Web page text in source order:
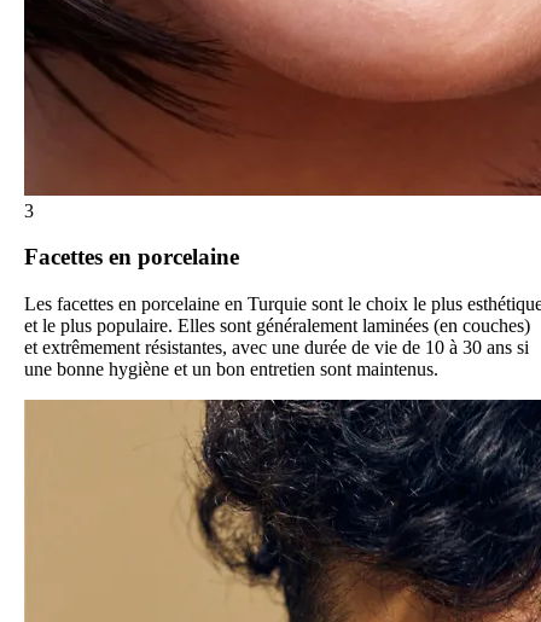
3
Facettes en porcelaine
Les facettes en porcelaine en Turquie sont le choix le plus
et le plus populaire. Elles sont généralement laminées (en couches)
et extrêmement résistantes, avec une durée de vie de 10 à 30 ans si
une bonne hygiène et un bon entretien sont maintenus.